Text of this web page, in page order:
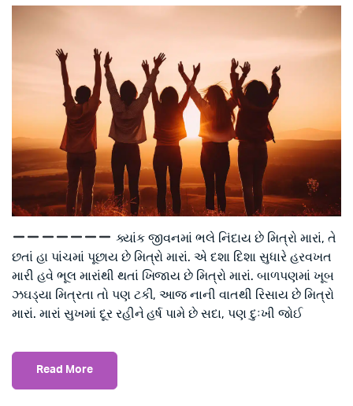
ક્યાંક જીવનમાં ભલે નિંદાય છે મિત્રો મારાં, તે
છતાં હા પાંચમાં પૂછાય છે મિત્રો મારાં. એ દશા દિશા સુધારે હરવખત
મારી હવે ભૂલ મારાંથી થતાં ખિજાય છે મિત્રો મારાં. બાળપણમાં ખૂબ
ઝઘડ્યા મિત્રતા તો પણ ટકી, આજ નાની વાતથી રિસાય છે મિત્રો
મારાં. મારાં સુખમાં દૂર રહીને હર્ષ પામે છે સદા, પણ દુઃખી જોઈ
Read More